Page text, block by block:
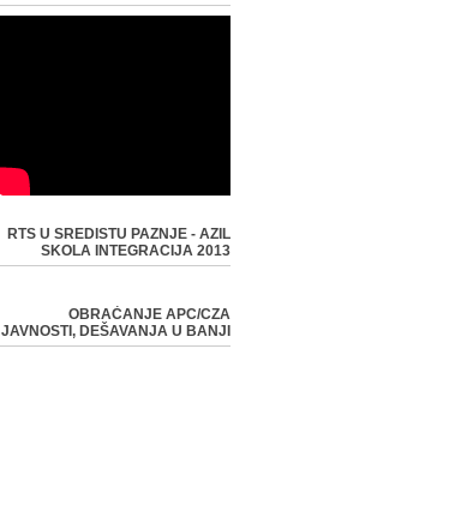
RTS U SREDISTU PAZNJE - AZIL
SKOLA INTEGRACIJA 2013
OBRAĆANJE APC/CZA
JAVNOSTI, DEŠAVANJA U BANJI